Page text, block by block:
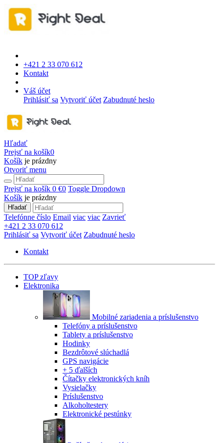
+421 2 33 070 612
Kontakt
Váš účet
Prihlásiť sa Vytvoriť účet Zabudnuté heslo
Hľadať
Prejsť na košík0
Košík je prázdny
Otvoriť menu
Prejsť na košík 0 €0 Toggle Dropdown
Košík je prázdny
Hľadať
Telefónne číslo Email viac viac Zavrieť
+421 2 33 070 612
Prihlásiť sa Vytvoriť účet Zabudnuté heslo
Kontakt
TOP zľavy
Elektronika
Mobilné zariadenia a príslušenstvo
Telefóny a príslušenstvo
Tablety a príslušenstvo
Hodinky
Bezdrôtové slúchadlá
GPS navigácie
+ 5 ďalších
Čítačky elektronických kníh
Vysielačky
Príslušenstvo
Alkoholtestery
Elektronické pestúnky